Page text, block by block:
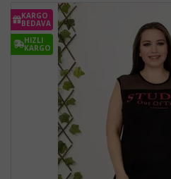
KARGO
BEDAVA
HIZLI
KARGO